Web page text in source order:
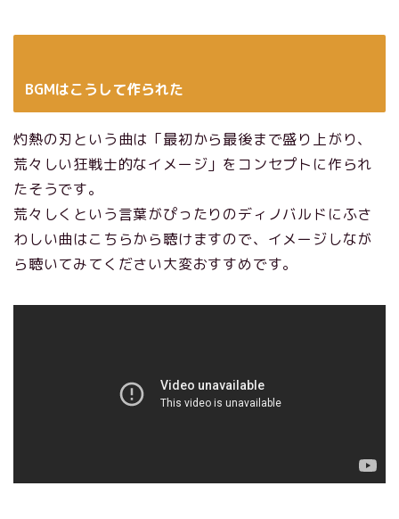
BGMはこうして作られた
灼熱の刃という曲は「最初から最後まで盛り上がり、
荒々しい狂戦士的なイメージ」をコンセプトに作られ
たそうです。
荒々しくという言葉がぴったりのディノバルドにふさ
わしい曲はこちらから聴けますので、イメージしなが
ら聴いてみてください大変おすすめです。